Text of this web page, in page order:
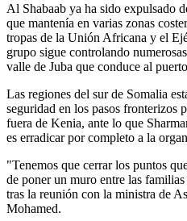
Al Shabaab ya ha sido expulsado
que mantenía en varias zonas
tropas de la Unión Africana y el
grupo sigue controlando
valle de Juba que conduce al
Las regiones del sur de Somalia
seguridad en los pasos fronterizos
fuera de Kenia, ante lo que
es erradicar por completo a la
"Tenemos que cerrar los puntos
de poner un muro entre las
tras la reunión con la ministra de
Mohamed.